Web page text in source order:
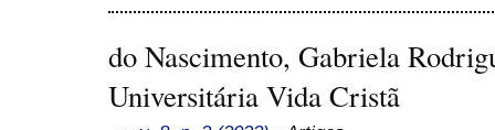
do Nascimento, Gabriela
Universitária Vida Cristã